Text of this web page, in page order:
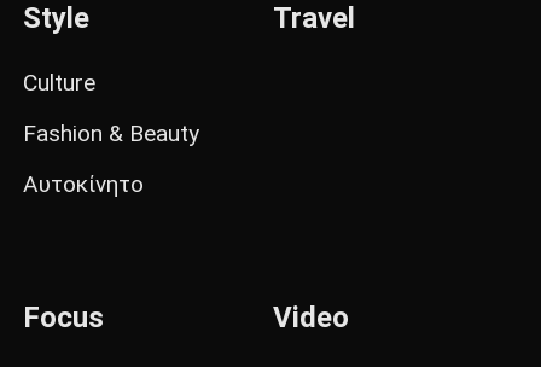
Style
Culture
Fashion & Beauty
Αυτοκίνητο
Travel
Focus Video